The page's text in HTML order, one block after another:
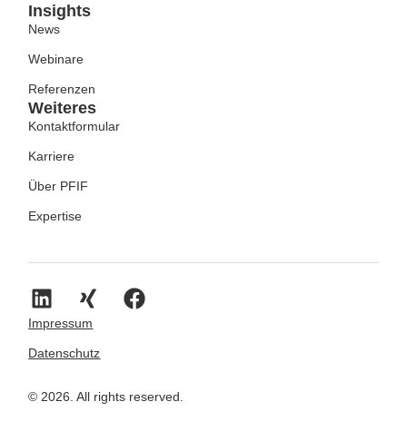
Insights
News
Webinare
Referenzen
Weiteres
Kontaktformular
Karriere
Über PFIF
Expertise
© 2026. All rights reserved.
Impressum
Datenschutz